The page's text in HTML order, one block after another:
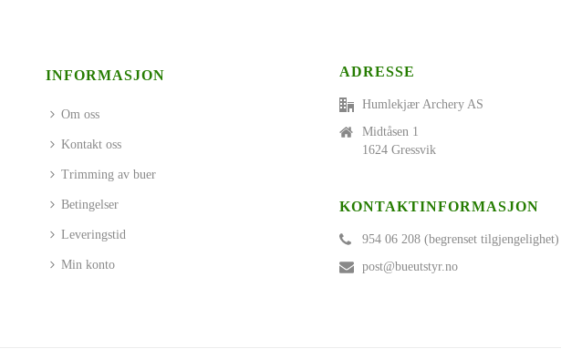
INFORMASJON
Om oss
Kontakt oss
Trimming av buer
Betingelser
Leveringstid
Min konto
ADRESSE
Humlekjær Archery AS
Midtåsen 1
1624 Gressvik
KONTAKTINFORMASJON
954 06 208 (begrenset tilgjengelighet)
post@bueutstyr.no